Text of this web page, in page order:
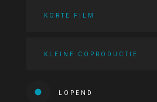
KORTE FILM
KLEINE COPRODUCTIE
LOPEND